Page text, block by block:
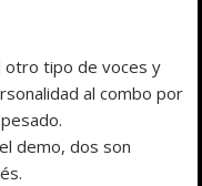
otro tipo de voces y
al combo por
demo, dos son